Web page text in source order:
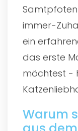
immer-
ein
das erste
möchtest -
Warum